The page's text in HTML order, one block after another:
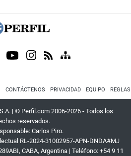
CONTÁCTENOS PRIVACIDAD EQUIPO
| © Perfil.com 2006-2026 - Todos los
reservados.
Carlos Piro.
RL-2024-31002957-APN-DNDA#MJ
, CABA, Argentina | Teléfono: +54 9 11